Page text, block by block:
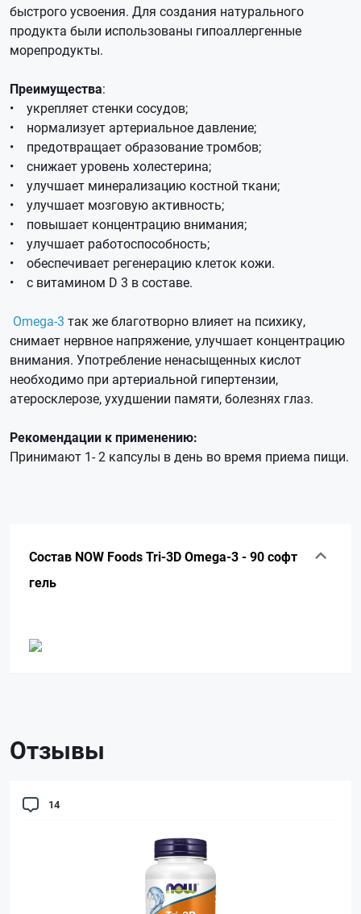
быстрого усвоения. Для создания натурального
продукта были использованы гипоаллергенные
морепродукты.
Преимущества:
• укрепляет стенки сосудов;
• нормализует артериальное давление;
• предотвращает образование тромбов;
• снижает уровень холестерина;
• улучшает минерализацию костной ткани;
• улучшает мозговую активность;
• повышает концентрацию внимания;
• улучшает работоспособность;
• обеспечивает регенерацию клеток кожи.
• с витамином D 3 в составе.
Omega-3 так же благотворно влияет на психику,
снимает нервное напряжение, улучшает концентрацию
внимания. Употребление ненасыщенных кислот
необходимо при артериальной гипертензии,
атеросклерозе, ухудшении памяти, болезнях глаз.
Рекомендации к применению:
Принимают 1- 2 капсулы в день во время приема пищи.
Состав NOW Foods Tri-3D Omega-3 - 90 софт
гель
Отзывы
14